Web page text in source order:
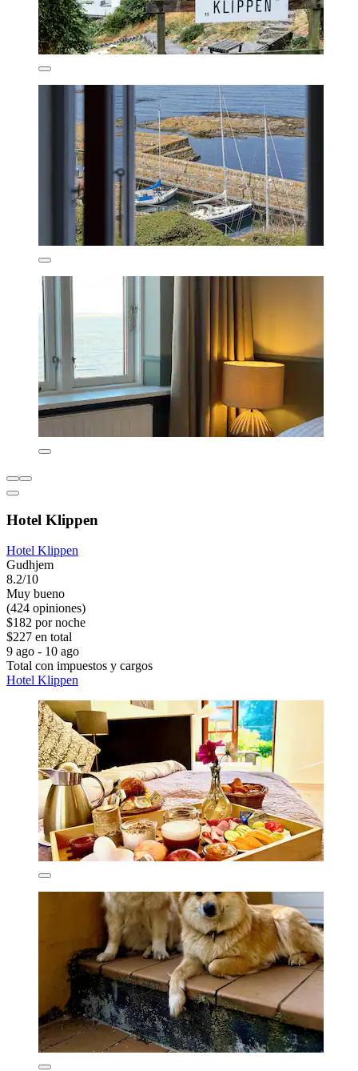
Hotel Klippen
Hotel Klippen
Gudhjem
8.2/10
Muy bueno
(424 opiniones)
$182 por noche
$227 en total
9 ago - 10 ago
Total con impuestos y cargos
Hotel Klippen